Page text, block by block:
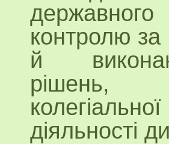
контролю за
й
рішень,
діяльності